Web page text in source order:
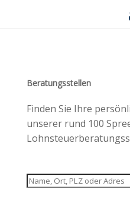
Beratungsstellen
Finden Sie Ihre
unserer rund 100